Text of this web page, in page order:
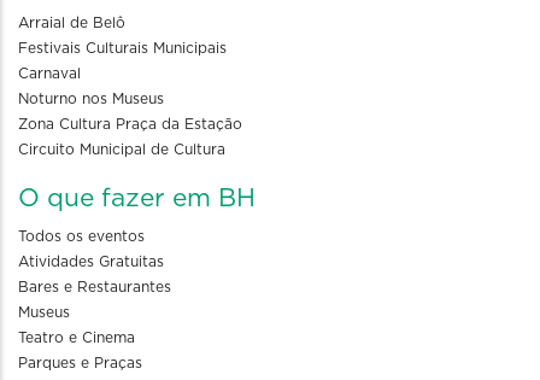
Arraial de Belô
Festivais Culturais Municipais
Carnaval
Noturno nos Museus
Zona Cultura Praça da Estação
Circuito Municipal de Cultura
O que fazer em BH
Todos os eventos
Atividades Gratuitas
Bares e Restaurantes
Museus
Teatro e Cinema
Parques e Praças